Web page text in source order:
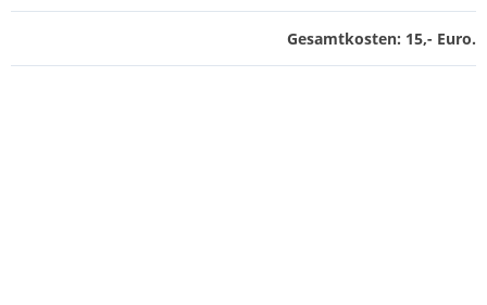
Gesamtkosten: 15,- Euro.